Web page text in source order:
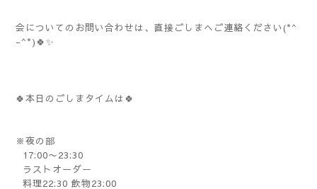
会についてのお問い合わせは、直接ごしまへご連絡ください(*^
-^*)🍀✨️
🍀本日のごしまタイムは🍀
※夜の部
17:00〜23:30
ラストオーダー
料理22:30 飲物23:00